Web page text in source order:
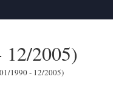
2005)
1990 - 12/2005)